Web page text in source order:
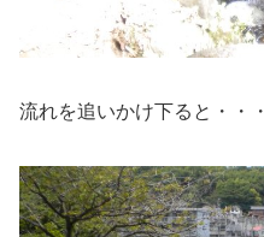
流れを追いかけ下ると・・・